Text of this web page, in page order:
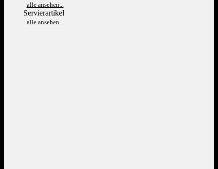
alle ansehen...
Servierartikel
alle ansehen...